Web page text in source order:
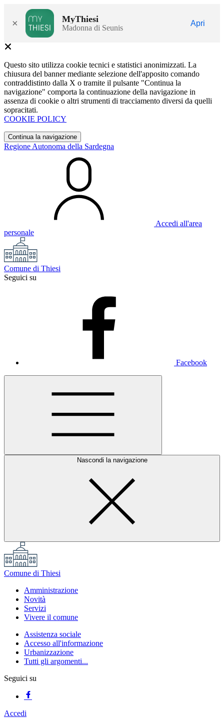
× MyThiesi
Madonna di Seunis
Apri
Questo sito utilizza cookie tecnici e statistici anonimizzati. La
chiusura del banner mediante selezione dell'apposito comando
contraddistinto dalla X o tramite il pulsante "Continua la
navigazione" comporta la continuazione della navigazione in
assenza di cookie o altri strumenti di tracciamento diversi da quelli
sopracitati.
COOKIE POLICY
Continua la navigazione
Regione Autonoma della Sardegna
Accedi all'area
personale
Comune di Thiesi
Seguici su
Facebook
Nascondi la navigazione
Comune di Thiesi
Amministrazione
Novità
Servizi
Vivere il comune
Assistenza sociale
Accesso all'informazione
Urbanizzazione
Tutti gli argomenti...
Seguici su
Accedi